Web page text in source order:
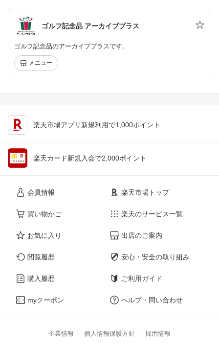
ゴルフ記念品 アーカイブプラス
ゴルフ記念品のアーカイブプラスです。
メニュー
楽天市場アプリ新規利用で1,000ポイント
楽天カード新規入会で2,000ポイント
会員情報
買い物かご
お気に入り
閲覧履歴
購入履歴
myクーポン
楽天市場トップ
楽天のサービス一覧
出店のご案内
安心・安全の取り組み
ご利用ガイド
ヘルプ・問い合わせ
企業情報 個人情報保護方針 採用情報